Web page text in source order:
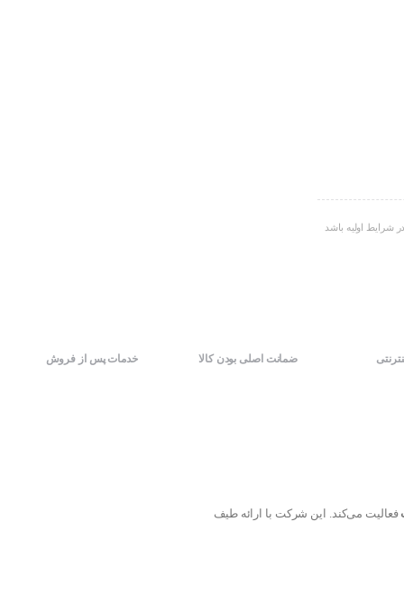
شرایط اولیه باشد
ضمانت اصلی بودن کالا خدمات پس از فروش
فعالیت می‌کند. این شرکت با ارائه طیف